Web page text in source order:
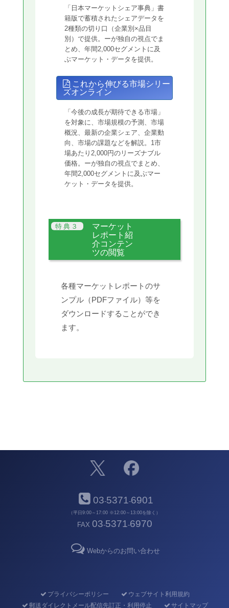
「日本マーケットシェア事典」書
籍版で蓄積されたシェアデータを
2種類の切り口（企業別×品目
別）で提供。ーが独自の視点でま
とめ、年間2,000セグメントに及
ぶマーケット・データを提供。
これから伸びる市場シリー
ズオンライン
「今後の成長が期待できる市場」
を対象に、市場規模の予測、市場
概況、最新の企業シェア、企業動
向、市場の課題などを解説。1市
場あたり2,000円のリーズナブル
価格。ーが独自の視点でまとめ、
年間2,000セグメントに及ぶマー
ケット・データを提供。
マーケット
レポート紹
介コンテン
ツの閲覧
各種マーケットレポートのサ
ンプル（PDFファイル）等を
ダウンロードすることができ
ます。
03-5371-6901
（平日9:00～17:00 ※12:00～13:00を除く）
FAX 03-5371-6970
Webからのお問い合わせ
プライバシーポリシー
ウェブサイト利用規約
郵送ダイレクトメール配信先訂正・利用停止
サイトマップ